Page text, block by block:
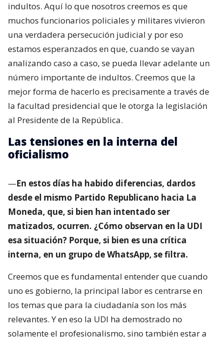
indultos. Aquí lo que nosotros creemos es que
muchos funcionarios policiales y militares vivieron
una verdadera persecución judicial y por eso
estamos esperanzados en que, cuando se vayan
analizando caso a caso, se pueda llevar adelante un
número importante de indultos. Creemos que la
mejor forma de hacerlo es precisamente a través de
la facultad presidencial que le otorga la legislación
al Presidente de la República.
Las tensiones en la interna del
oficialismo
—En estos días ha habido diferencias, dardos
desde el mismo Partido Republicano hacia La
Moneda, que, si bien han intentado ser
matizados, ocurren. ¿Cómo observan en la UDI
esa situación? Porque, si bien es una crítica
interna, en un grupo de WhatsApp, se filtra.
Creemos que es fundamental entender que cuando
uno es gobierno, la principal labor es centrarse en
los temas que para la ciudadanía son los más
relevantes. Y en eso la UDI ha demostrado no
solamente el profesionalismo, sino también estar a